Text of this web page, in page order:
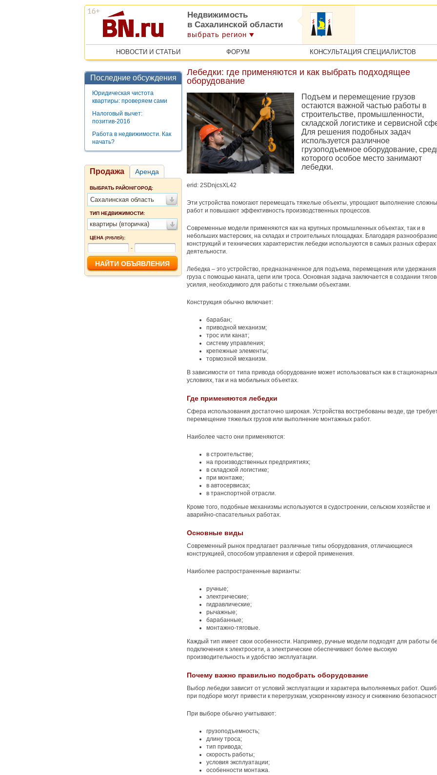
Недвижимость
в Сахалинской области
выбрать регион
НОВОСТИ И СТАТЬИ ФОРУМ КОНСУЛЬТАЦИЯ СПЕЦИАЛИСТОВ
Последние обсуждения
Юридическая чистота
квартиры: проверяем сами
Налоговый вычет:
позитив-2016
Работа в недвижимости. Как
начать?
Продажа Аренда
ВЫБРАТЬ РАЙОН/ГОРОД:
Сахалинская область
ТИП НЕДВИЖИМОСТИ:
квартиры (вторичка)
ЦЕНА (РУБЛЕЙ):
-
Лебедки: где применяются и как выбрать подходящее
оборудование
Подъем и перемещение грузов
остаются важной частью работы в
строительстве, промышленности,
складской логистике и сервисной
Для решения подобных задач
используется различное
грузоподъемное оборудование,
которого особое место занимают
лебедки.
erid: 2SDnjcsXL42
Эти устройства помогают перемещать тяжелые объекты, упрощают выполнение
работ и повышают эффективность производственных процессов.
Современные модели применяются как на крупных промышленных объектах, так и в
небольших мастерских, на складах и строительных площадках. Благодаря разнообразию
конструкций и технических характеристик лебедки используются в самых разных сферах
деятельности.
Лебедка – это устройство, предназначенное для подъема, перемещения или удержания
груза с помощью каната, цепи или троса. Основная задача заключается в создании
усилия, необходимого для работы с тяжелыми объектами.
Конструкция обычно включает:
барабан;
приводной механизм;
трос или канат;
систему управления;
крепежные элементы;
тормозной механизм.
В зависимости от типа привода оборудование может использоваться как в стационарных
условиях, так и на мобильных объектах.
Где применяются лебедки
Сфера использования достаточно широкая. Устройства востребованы везде, где
перемещение тяжелых грузов или выполнение монтажных работ.
Наиболее часто они применяются:
в строительстве;
на производственных предприятиях;
в складской логистике;
при монтаже;
в автосервисах;
в транспортной отрасли.
Кроме того, подобные механизмы используются в судостроении, сельском хозяйстве и
аварийно-спасательных работах.
Основные виды
Современный рынок предлагает различные типы оборудования, отличающиеся
конструкцией, способом управления и сферой применения.
Наиболее распространенные варианты:
ручные;
электрические;
гидравлические;
рычажные;
барабанные;
монтажно-тяговые.
Каждый тип имеет свои особенности. Например, ручные модели подходят для работы
подключения к электросети, а электрические обеспечивают более высокую
производительность и удобство эксплуатации.
Почему важно правильно подобрать оборудование
Выбор лебедки зависит от условий эксплуатации и характера выполняемых работ.
при подборе могут привести к перегрузкам, ускоренному износу и снижению
При выборе обычно учитывают:
грузоподъемность;
длину троса;
тип привода;
скорость работы;
условия эксплуатации;
особенности монтажа.